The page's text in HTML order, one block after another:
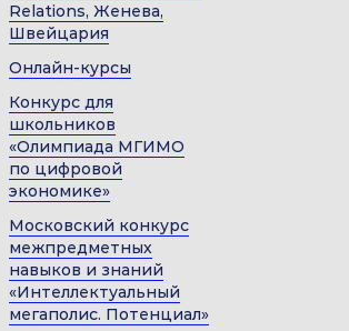
Relations, Женева,
Швейцария
Онлайн-курсы
Конкурс для
школьников
«Олимпиада МГИМО
по цифровой
экономике»
Московский конкурс
межпредметных
навыков и знаний
«Интеллектуальный
мегаполис. Потенциал»